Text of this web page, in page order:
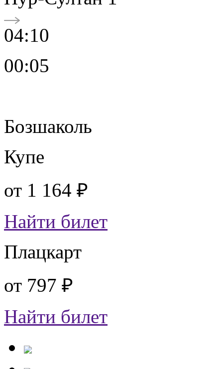
04:10
00:05
Бозшаколь
Купе
от 1 164 ₽
Найти билет
Плацкарт
от 797 ₽
Найти билет